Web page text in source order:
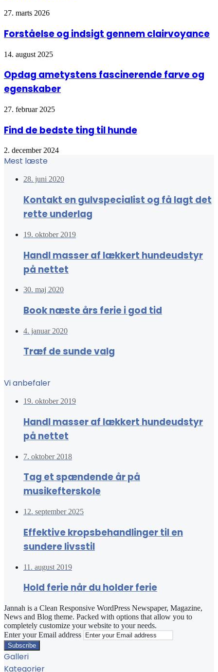
27. marts 2026
Forståelse og indsigt gennem clairvoyance
14. august 2025
Opdag ametystens fascinerende farve og
egenskaber
27. februar 2025
Find de bedste ting til hunde
2. december 2024
Mest læste
28. juni 2020
Kontakt en gulvspecialist og få lagt det
rette underlag
19. oktober 2019
Handl masser af lækkert hundeudstyr
på nettet
30. maj 2020
Book næste års ferie i god tid
4. januar 2020
Træf de sunde valg
Vi anbefaler
19. oktober 2019
Handl masser af lækkert hundeudstyr
på nettet
7. oktober 2018
Tag et spændende år på
musikefterskole
12. september 2025
Effektive kropsbehandlinger til en
sundere livsstil
11. august 2019
Hold ferie når du holder ferie
Jannah is a Clean Responsive WordPress Newspaper, Magazine,
News and Blog theme. Packed with options that allow you to
completely customize your website to your needs.
Enter your Email address
Galleri
Kategorier